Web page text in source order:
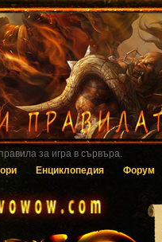
чрез системата за гласуване.
Енциклопедия Форум